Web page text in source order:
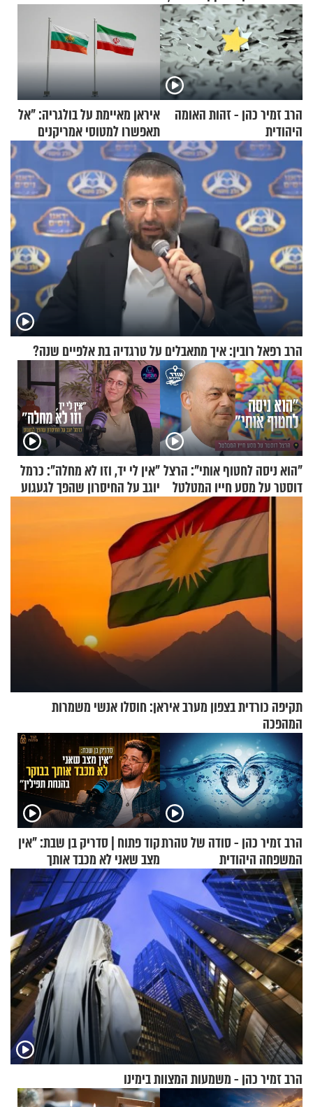
הרב זמיר כהן - זהות האומה
היהודית
איראן מאיימת על בולגריה: "אל
תאפשרו למטוסי אמריקנים
להמריא מהשטח שלכם"
הרב רפאל רובין: איך מתאבלים על טרגדיה בת אלפיים שנה?
"הוא ניסה לחטוף אותי": הרצל
דוסטר על מסע חייו המטלטל
"אין לי יד, וזו לא מחלה": כרמל
יוגב על החיסרון שהפך לגעגוע
תקיפה כורדית בצפון מערב איראן: חוסלו אנשי משמרות
המהפכה
הרב זמיר כהן - סודה של טהרת
המשפחה היהודית
קוד פתוח | סדריק בן שבת: "אין
מצב שאני לא מכבד אותך
בבוקר בהנחת תפילין"
הרב זמיר כהן - משמעות המצוות בימינו